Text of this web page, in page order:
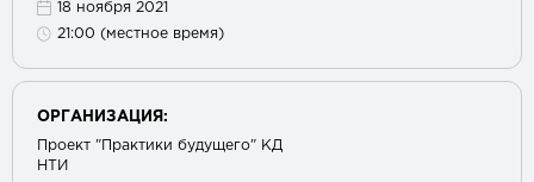
18 ноября 2021
21:00 (местное время)
ОРГАНИЗАЦИЯ:
Проект "Практики будущего" КД
НТИ